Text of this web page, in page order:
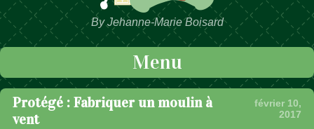
By Jehanne-Marie Boisard
Menu
Passer au contenu
Protégé : Fabriquer un moulin à
vent
février 10,
2017